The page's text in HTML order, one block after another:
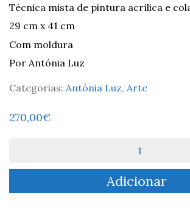
Técnica mista de pintura acrílica e
29 cm x 41 cm
Com moldura
Por Antónia Luz
Categorias: Antónia Luz, Arte
270,00€
A
Adicionar